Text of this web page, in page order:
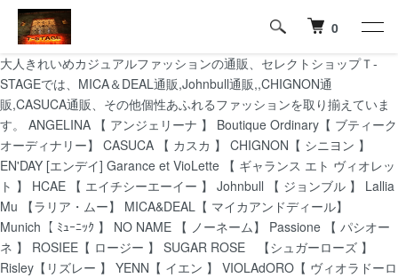
大人きれいめカジュアルファッションの通販、セレクトショップＴ-
STAGEでは、MICA＆DEAL通販,Johnbull通販,,CHIGNON通
販,CASUCA通販、その他個性あふれるファッションを取り揃えていま
す。 ANGELINA 【 アンジェリーナ 】 Boutique Ordinary【 ブティーク
オーディナリー】 CASUCA 【 カスカ 】 CHIGNON【 シニヨン 】
EN'DAY [エンデイ] Garance et VioLette 【 ギャランス エト ヴィオレッ
ト 】 HCAE 【 エイチシーエーイー 】 Johnbull 【 ジョンブル 】 Lallia
Mu 【ラリア・ムー】 MICA&DEAL【 マイカアンドディール】
Munich【 ﾐｭｰﾆｯｸ 】 NO NAME 【 ノーネーム】 Passione 【 パシオー
ネ 】 ROSIEE【 ロージー 】 SUGAR ROSE 【シュガーローズ 】
Risley【リズレー 】 YENN【 イエン 】 VIOLAdORO【 ヴィオラドーロ
0